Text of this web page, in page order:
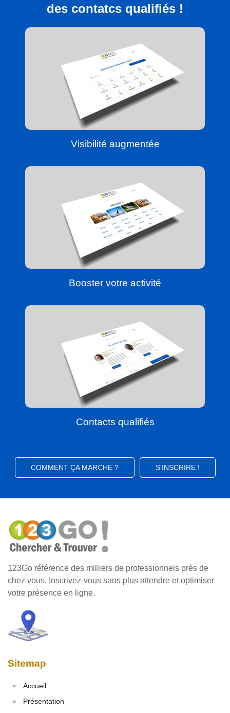
des contatcs qualifiés !
Visibilité augmentée
Booster votre activité
Contacts qualifiés
COMMENT ÇA MARCHE ? S'INSCRIRE !
123Go référence des milliers de professionnels près de
chez vous. Inscrivez-vous sans plus attendre et optimiser
votre présence en ligne.
Sitemap
Accueil
Présentation